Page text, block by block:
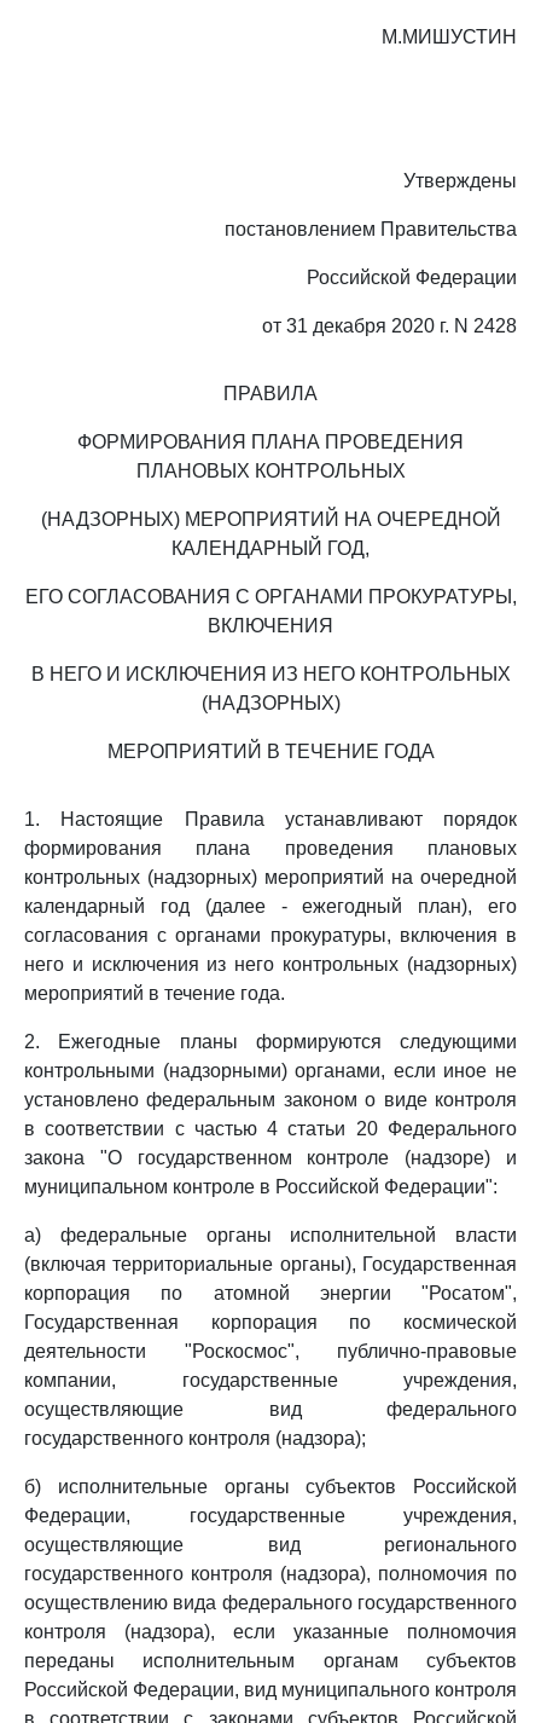
М.МИШУСТИН
Утверждены
постановлением Правительства
Российской Федерации
от 31 декабря 2020 г. N 2428
ПРАВИЛА
ФОРМИРОВАНИЯ ПЛАНА ПРОВЕДЕНИЯ
ПЛАНОВЫХ КОНТРОЛЬНЫХ
(НАДЗОРНЫХ) МЕРОПРИЯТИЙ НА ОЧЕРЕДНОЙ
КАЛЕНДАРНЫЙ ГОД,
ЕГО СОГЛАСОВАНИЯ С ОРГАНАМИ ПРОКУРАТУРЫ,
ВКЛЮЧЕНИЯ
В НЕГО И ИСКЛЮЧЕНИЯ ИЗ НЕГО КОНТРОЛЬНЫХ
(НАДЗОРНЫХ)
МЕРОПРИЯТИЙ В ТЕЧЕНИЕ ГОДА
1. Настоящие Правила устанавливают порядок
формирования плана проведения плановых
контрольных (надзорных) мероприятий на очередной
календарный год (далее - ежегодный план), его
согласования с органами прокуратуры, включения в
него и исключения из него контрольных (надзорных)
мероприятий в течение года.
2. Ежегодные планы формируются следующими
контрольными (надзорными) органами, если иное не
установлено федеральным законом о виде контроля
в соответствии с частью 4 статьи 20 Федерального
закона "О государственном контроле (надзоре) и
муниципальном контроле в Российской Федерации":
а) федеральные органы исполнительной власти
(включая территориальные органы), Государственная
корпорация по атомной энергии "Росатом",
Государственная корпорация по космической
деятельности "Роскосмос", публично-правовые
компании, государственные учреждения,
осуществляющие вид федерального
государственного контроля (надзора);
б) исполнительные органы субъектов Российской
Федерации, государственные учреждения,
осуществляющие вид регионального
государственного контроля (надзора), полномочия по
осуществлению вида федерального государственного
контроля (надзора), если указанные полномочия
переданы исполнительным органам субъектов
Российской Федерации, вид муниципального контроля
в соответствии с законами субъектов Российской